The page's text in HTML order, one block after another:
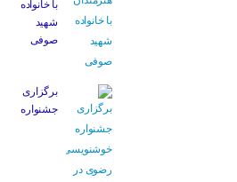
با خانواده
شهید
صوفی
برگزاری
جشنواره